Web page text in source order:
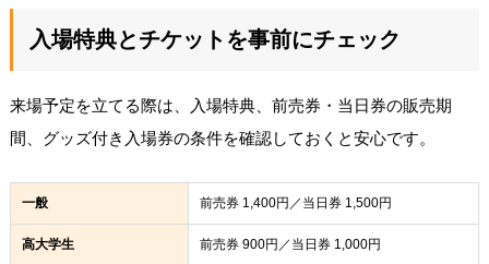
入場特典とチケットを事前にチェック
来場予定を立てる際は、入場特典、前売券・当日券の販売期
間、グッズ付き入場券の条件を確認しておくと安心です。
一般 前売券 1,400円／当日券 1,500円
高大学生 前売券 900円／当日券 1,000円